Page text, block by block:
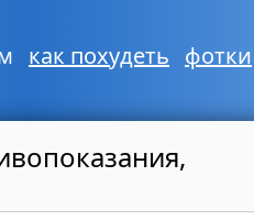
как похудеть фотки